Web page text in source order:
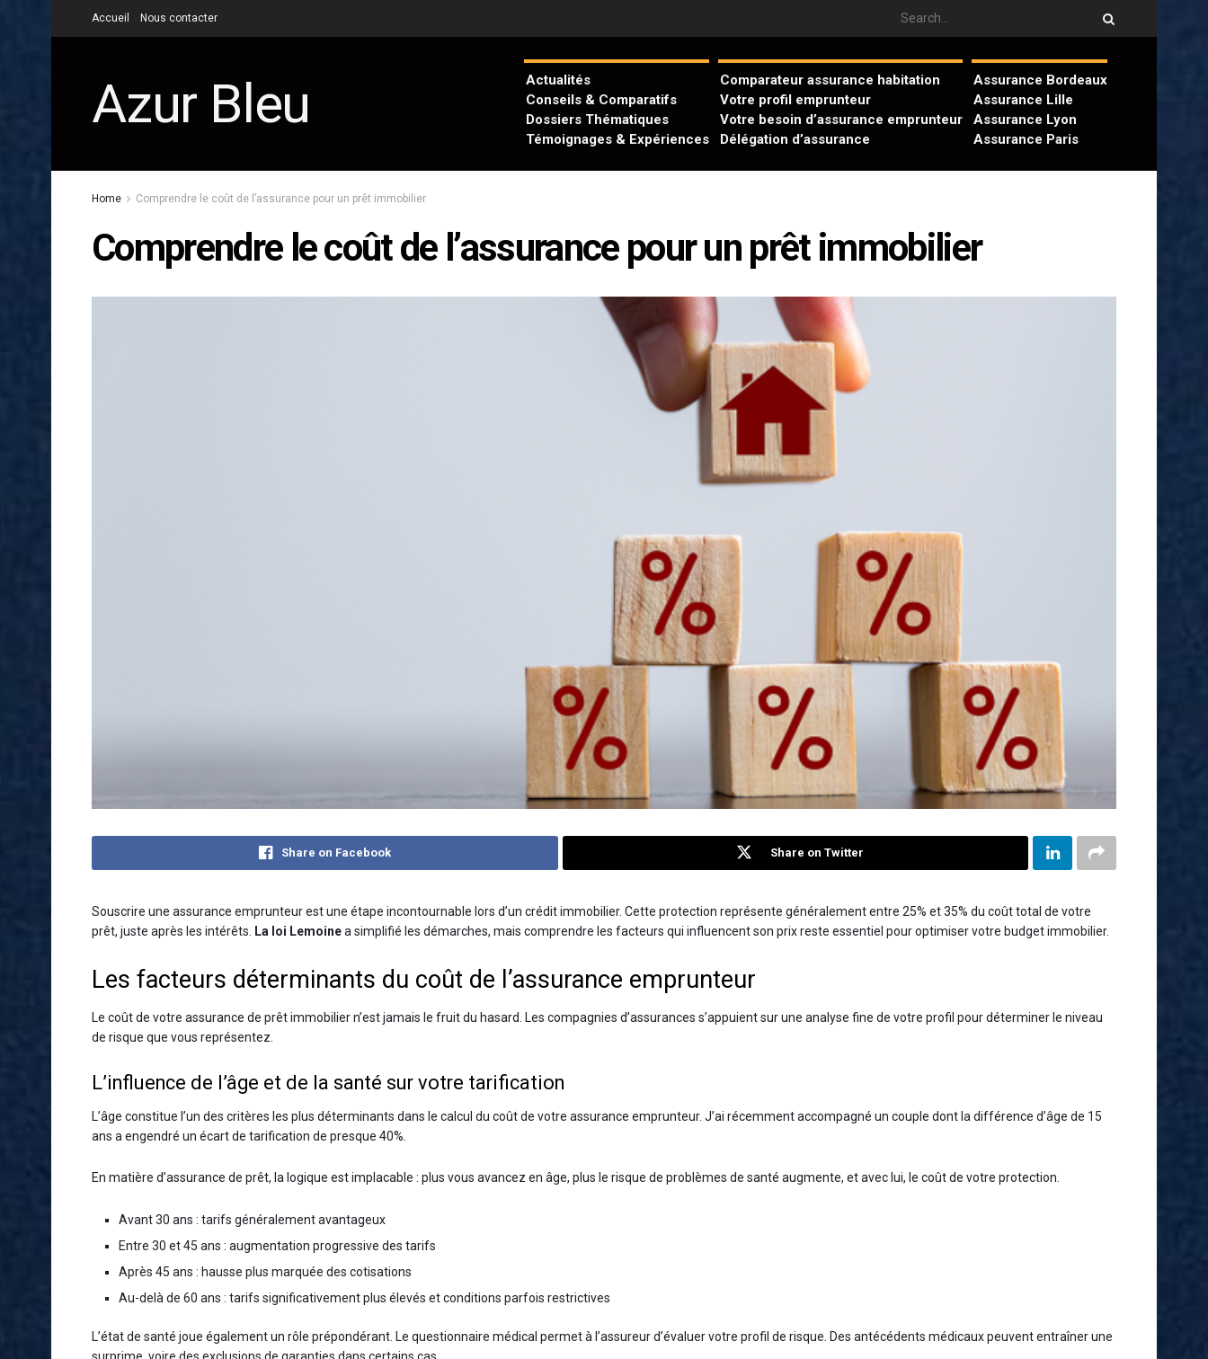
Accueil Nous contacter
Azur Bleu
Actualités
Conseils & Comparatifs
Dossiers Thématiques
Témoignages & Expériences
Comparateur assurance habitation
Votre profil emprunteur
Votre besoin d’assurance emprunteur
Délégation d’assurance
Assurance Bordeaux
Assurance Lille
Assurance Lyon
Assurance Paris
Home Comprendre le coût de l’assurance pour un prêt immobilier
Comprendre le coût de l’assurance pour un prêt immobilier
Share on Facebook Share on Twitter
Souscrire une assurance emprunteur est une étape incontournable lors d’un crédit immobilier. Cette protection représente généralement entre 25% et 35% du coût total de votre
prêt, juste après les intérêts.
La loi Lemoinea simplifié les démarches, mais comprendre les facteurs qui influencent son prix reste essentiel pour optimiser votre budget immobilier.
Les facteurs déterminants du coût de l’assurance emprunteur
Le coût de votre assurance de prêt immobilier n’est jamais le fruit du hasard. Les compagnies d’assurances s’appuient sur une analyse fine de votre profil pour déterminer le niveau
de risque que vous représentez.
L’influence de l’âge et de la santé sur votre tarification
L’âge constitue l’un des critères les plus déterminants dans le calcul du coût de votre assurance emprunteur. J’ai récemment accompagné un couple dont la différence d’âge de 15
ans a engendré un écart de tarification de presque 40%.
En matière d’assurance de prêt, la logique est implacable : plus vous avancez en âge, plus le risque de problèmes de santé augmente, et avec lui, le coût de votre protection.
Avant 30 ans : tarifs généralement avantageux
Entre 30 et 45 ans : augmentation progressive des tarifs
Après 45 ans : hausse plus marquée des cotisations
Au-delà de 60 ans : tarifs significativement plus élevés et conditions parfois restrictives
L’état de santé joue également un rôle prépondérant. Le questionnaire médical permet à l’assureur d’évaluer votre profil de risque. Des antécédents médicaux peuvent entraîner une
surprime, voire des exclusions de garanties dans certains cas.